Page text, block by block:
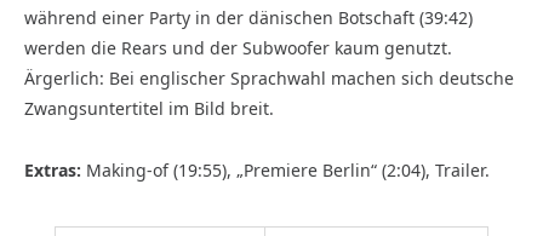
während einer Party in der dänischen Botschaft (39:42)
werden die Rears und der Subwoofer kaum genutzt.
Ärgerlich: Bei englischer Sprachwahl machen sich deutsche
Zwangsuntertitel im Bild breit.
Extras: Making-of (19:55), „Premiere Berlin“ (2:04), Trailer.